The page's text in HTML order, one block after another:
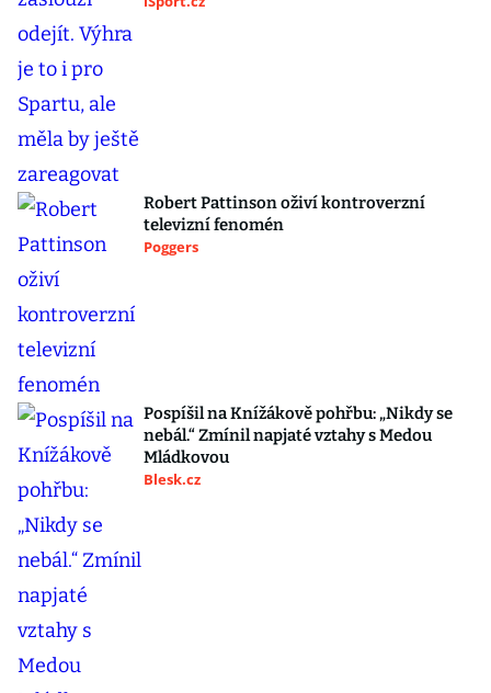
Robert Pattinson oživí kontroverzní
televizní fenomén
Poggers
Pospíšil na Knížákově pohřbu: „Nikdy se
nebál.“ Zmínil napjaté vztahy s Medou
Mládkovou
Blesk.cz